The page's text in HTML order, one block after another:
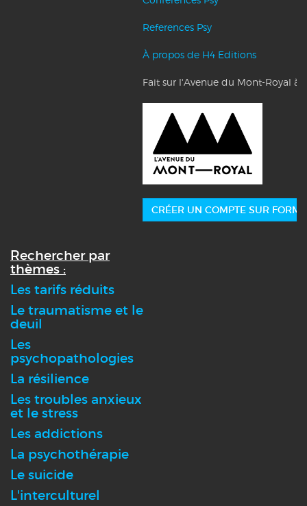
References Psy
À propos de H4 Editions
Fait sur l'Avenue du Mont-Royal à
CRÉER UN COMPTE SUR
Rechercher par
thèmes :
Les tarifs réduits
Le traumatisme et le
deuil
Les
psychopathologies
La résilience
Les troubles anxieux
et le stress
Les addictions
La psychothérapie
Le suicide
L'interculturel